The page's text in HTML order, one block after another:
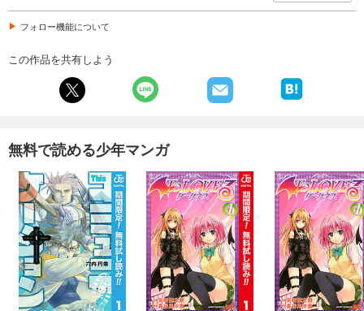
フォロー機能について
この作品を共有しよう
無料で読める少年マンガ